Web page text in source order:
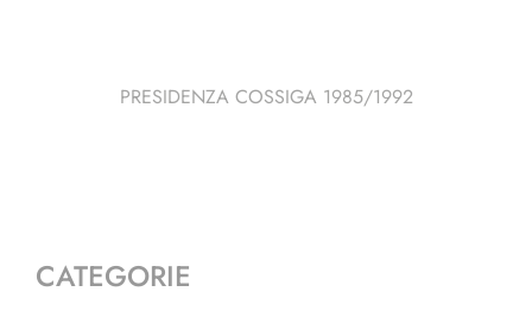
PRESIDENZA COSSIGA 1985/1992
CATEGORIE